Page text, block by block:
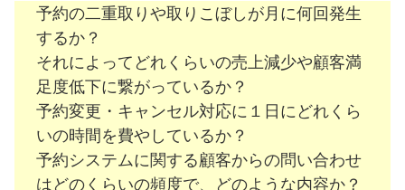
予約の二重取りや取りこぼしが月に何回発生
するか？
それによってどれくらいの売上減少や顧客満
足度低下に繋がっているか？
予約変更・キャンセル対応に１日にどれくら
いの時間を費やしているか？
予約システムに関する顧客からの問い合わせ
はどのくらいの頻度で、どのような内容か？